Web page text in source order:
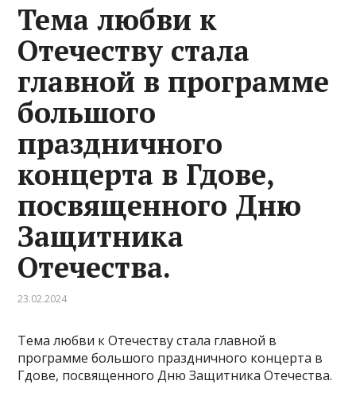
Тема любви к
Отечеству стала
главной в программе
большого
праздничного
концерта в Гдове,
посвященного Дню
Защитника
Отечества.
23.02.2024
Тема любви к Отечеству стала главной в
программе большого праздничного концерта в
Гдове, посвященного Дню Защитника Отечества.